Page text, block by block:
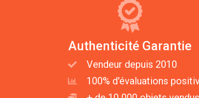
Authenticité Garantie
Vendeur depuis 2010
100% d'évaluations